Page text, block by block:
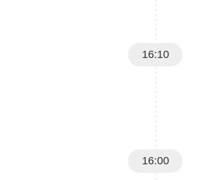
16:10
16:00